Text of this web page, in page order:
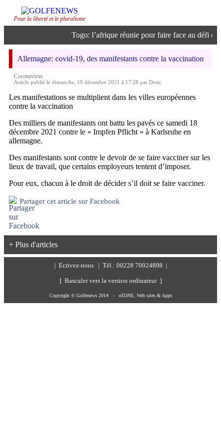
Pour la liberté et le pluralisme
Togo: l’afrique réunie pour faire face au défi
Allemagne: covid-19, des manifestants contre la vaccination
Coronavirus
Article publié le dimanche, 19 décembre 2021 à 17:28 par Doso
Les manifestations se multiplient dans les villes européennes
contre la vaccination
Des milliers de manifestants ont battu les pavés ce samedi 18
décembre 2021 contre le « Impfen Pflicht » à Karlsruhe en
allemagne.
Des manifestants sont contre le devoir de se faire vacciner sur les
lieux de travail, que certains employeurs tentent d’imposer.
Pour eux, chacun à le droit de décider s’il doit se faire vacciner.
Partager cet article sur Facebook
+ Plus d'articles
Ecrivez-nous | Tél.: 00228 70024898 |
[ Basculer vers la version ordinateur ]
Copyright © Golfenews 2014 - eZONE, Web sites & Apps